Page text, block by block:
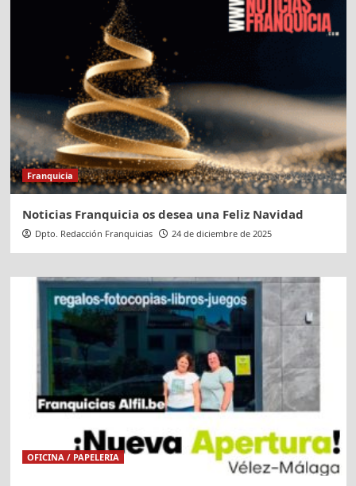
Franquicia
Noticias Franquicia os desea una Feliz Navidad
Dpto. Redacción Franquicias 24 de diciembre de 2025
OFICINA / PAPELERIA